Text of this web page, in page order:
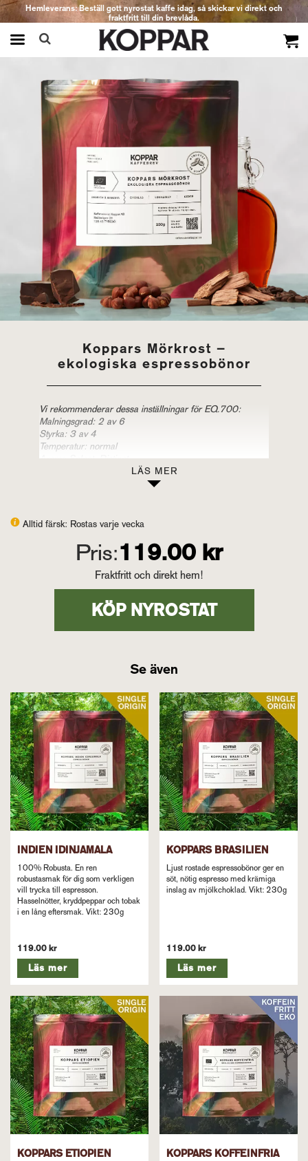
Hemleverans: Beställ gott nyrostat kaffe idag, så skickar vi direkt och
fraktfritt till din brevlåda.
Koppars Mörkrost –
ekologiska espressobönor
Vi rekommenderar dessa inställningar för EQ.700:
Malningsgrad: 2 av 6
Styrka: 3 av 4
Temperatur: normal
Aroma Select: Distinct
Italiens motor – alla landets industriarbetare – drivs av
upp till alperna. På 1800-talet stal allt kaffedrickande
Luigi Bezzera runt förra sekelskiftet uppfann
espressomaskinen. En expressnabb metod för att skapa
Vår mörkrost är en generös och långsamt mörkrostad
espresso. En vinkning till våra vänner i Italien. Robustan
ger ditt kaffe en härlig crema, smaken är söt, lång, rund
Idinjamala i södra Indien. Kaffets vikt: 230g
LÄS MER
Alltid färsk: Rostas varje vecka
Pris:119.00 kr
Fraktfritt och direkt hem!
KÖP NYROSTAT
Se även
INDIEN IDINJAMALA
100% Robusta. En ren
robustasmak för dig som verkligen
vill trycka till espresson.
Hasselnötter, kryddpeppar och tobak
i en lång eftersmak. Vikt: 230g
119.00 kr
Läs mer
KOPPARS BRASILIEN
Ljust rostade espressobönor ger en
söt, nötig espresso med krämiga
inslag av mjölkchoklad. Vikt: 230g
119.00 kr
Läs mer
KOPPARS ETIOPIEN KOPPARS KOFFEINFRIA